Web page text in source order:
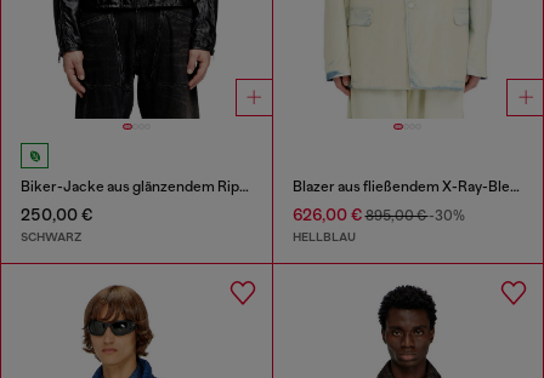
Biker-Jacke aus glänzendem Ripstop
250,00 €
SCHWARZ
Blazer aus fließendem X-Ray-Bleach-Denim
626,00 €895,00 €-30%
HELLBLAU